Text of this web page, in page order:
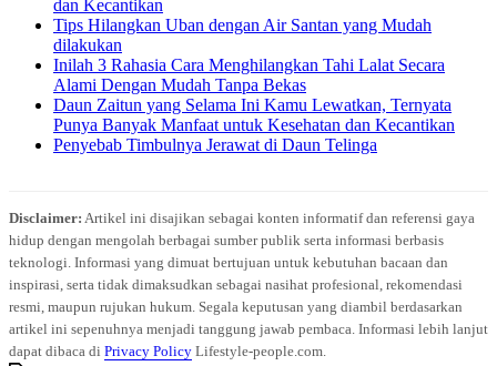
dan Kecantikan
Tips Hilangkan Uban dengan Air Santan yang Mudah
dilakukan
Inilah 3 Rahasia Cara Menghilangkan Tahi Lalat Secara
Alami Dengan Mudah Tanpa Bekas
Daun Zaitun yang Selama Ini Kamu Lewatkan, Ternyata
Punya Banyak Manfaat untuk Kesehatan dan Kecantikan
Penyebab Timbulnya Jerawat di Daun Telinga
Disclaimer: Artikel ini disajikan sebagai konten informatif dan referensi gaya
hidup dengan mengolah berbagai sumber publik serta informasi berbasis
teknologi. Informasi yang dimuat bertujuan untuk kebutuhan bacaan dan
inspirasi, serta tidak dimaksudkan sebagai nasihat profesional, rekomendasi
resmi, maupun rujukan hukum. Segala keputusan yang diambil berdasarkan
artikel ini sepenuhnya menjadi tanggung jawab pembaca. Informasi lebih lanjut
dapat dibaca di Privacy Policy Lifestyle-people.com.